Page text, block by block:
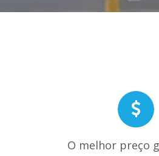
O melhor preço